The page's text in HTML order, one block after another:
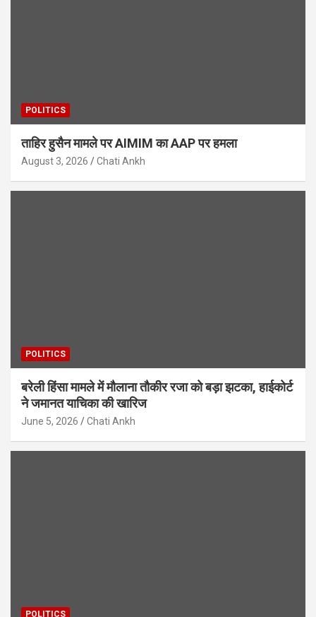
POLITICS
ताहिर हुसैन मामले पर AIMIM का AAP पर हमला
August 3, 2026 Chati Ankh
POLITICS
बरेली हिंसा मामले में मौलाना तौकीर रजा को बड़ा झटका, हाईकोर्ट
ने जमानत याचिका की खारिज
June 5, 2026 Chati Ankh
POLITICS